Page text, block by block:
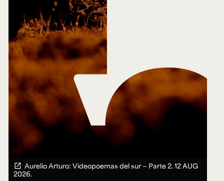
Aurelio Arturo: Videopoemas del sur — Parte 2.12 AUG
2026.